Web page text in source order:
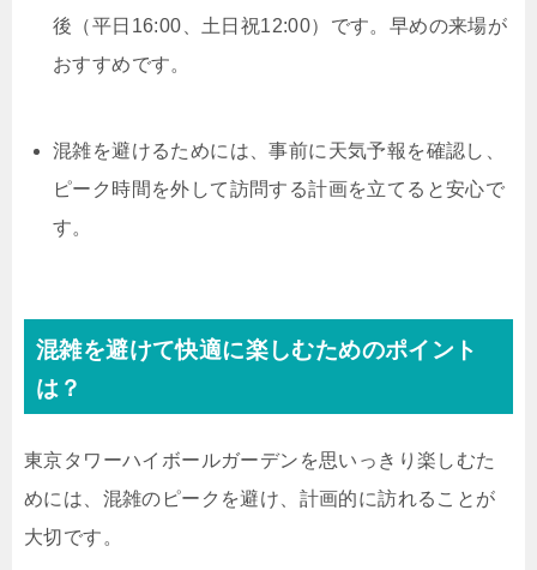
後（平日16:00、土日祝12:00）です。早めの来場が
おすすめです。
混雑を避けるためには、事前に天気予報を確認し、
ピーク時間を外して訪問する計画を立てると安心で
す。
混雑を避けて快適に楽しむためのポイント
は？
東京タワーハイボールガーデンを思いっきり楽しむた
めには、混雑のピークを避け、計画的に訪れることが
大切です。